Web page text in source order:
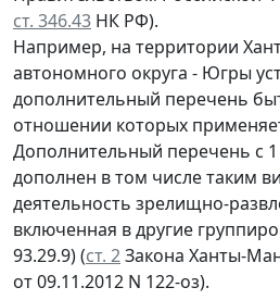
ст. 346.43 НК РФ).
Например, на территории
автономного округа - Югры
дополнительный перечень
отношении которых
Дополнительный перечень с 1
дополнен в том числе таким
деятельность зрелищно-
включенная в другие
93.29.9) (ст. 2Закона Ханты-
от 09.11.2012 N 122-оз).